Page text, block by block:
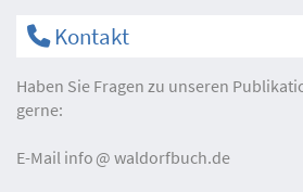
Kontakt
Haben Sie Fragen zu unseren
gerne:
E-Mail info waldorfbuch.de